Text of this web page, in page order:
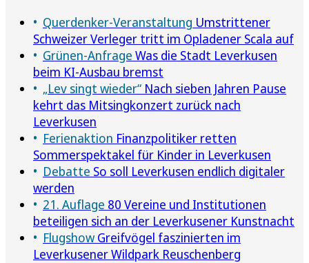
Querdenker-Veranstaltung Umstrittener
Schweizer Verleger tritt im Opladener Scala auf
Grünen-Anfrage Was die Stadt Leverkusen
beim KI-Ausbau bremst
„Lev singt wieder“ Nach sieben Jahren Pause
kehrt das Mitsingkonzert zurück nach
Leverkusen
Ferienaktion Finanzpolitiker retten
Sommerspektakel für Kinder in Leverkusen
Debatte So soll Leverkusen endlich digitaler
werden
21. Auflage 80 Vereine und Institutionen
beteiligen sich an der Leverkusener Kunstnacht
Flugshow Greifvögel faszinierten im
Leverkusener Wildpark Reuschenberg